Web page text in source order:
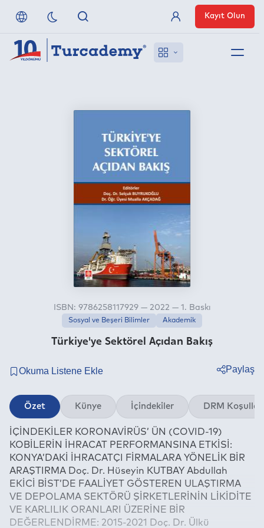
Nasıl Erişirim
Üye Girişi
Kayıt Olun
Türkiye'ye Sektörel Açıdan Bakış
ISBN: 9786258117929 — 2022 — 1. Baskı
Sosyal ve Beşeri Bilimler Akademik
Paylaş
Twitter
Linkedin
Whatsapp
E-mail
Özet Künye İçindekiler DRM Koşulları
İÇİNDEKİLER KORONAVİRÜS’ ÜN (COVID-19)
KOBİLERİN İHRACAT PERFORMANSINA ETKİSİ:
KONYA’DAKİ İHRACATÇI FİRMALARA YÖNELİK BİR
ARAŞTIRMA Doç. Dr. Hüseyin KUTBAY Abdullah
EKİCİ BİST’DE FAALİYET GÖSTEREN ULAŞTIRMA
VE DEPOLAMA SEKTÖRÜ ŞİRKETLERİNİN LİKİDİTE
VE KARLILIK ORANLARI ÜZERİNE BİR
DEĞERLENDİRME: 2015-2021 Doç. Dr. Ülkü